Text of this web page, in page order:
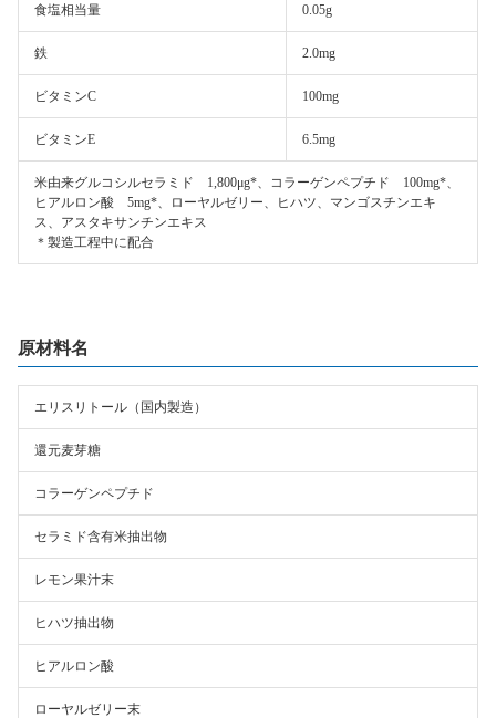
食塩相当量 0.05g
鉄 2.0mg
ビタミンC 100mg
ビタミンE 6.5mg
米由来グルコシルセラミド 1,800μg*、コラーゲンペプチド 100mg*、
ヒアルロン酸 5mg*、ローヤルゼリー、ヒハツ、マンゴスチンエキ
ス、アスタキサンチンエキス
＊製造工程中に配合
原材料名
エリスリトール（国内製造）
還元麦芽糖
コラーゲンペプチド
セラミド含有米抽出物
レモン果汁末
ヒハツ抽出物
ヒアルロン酸
ローヤルゼリー末